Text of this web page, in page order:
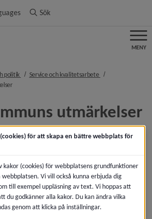
Sök
MENY
politik nivå i brödsmulenavigeringen
Service och kvalitetsarbete nivå i
nivå i brödsmulenavigeringen
utmärkelser
utveckling. Ständiga förbättringar, nya
är viktiga drivkrafter för kommunen.
och uppskattas av omvärlden har
i form av olika priser och utmärkelser:
av extremism 2025
extremism (CVE) har utsett
Årets förebyggare av extremism.
för att skapa en bättre webbplats för
kakor (cookies) för webbplatsens grundfunktioner
Vi vill också kunna erbjuda dig
till exempel uppläsning av text. Vi hoppas att
du godkänner alla kakor. Du kan ändra vilka
genom att klicka på inställningar.